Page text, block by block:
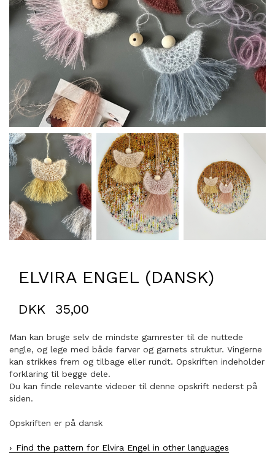
ELVIRA ENGEL (DANSK)
DKK 35,00
Man kan bruge selv de mindste garnrester til de nuttede
engle, og lege med både farver og garnets struktur. Vingerne
kan strikkes frem og tilbage eller rundt. Opskriften indeholder
forklaring til begge dele.
Du kan finde relevante videoer til denne opskrift nederst på
siden.
Opskriften er på dansk
Find the pattern for Elvira Engel in other languages